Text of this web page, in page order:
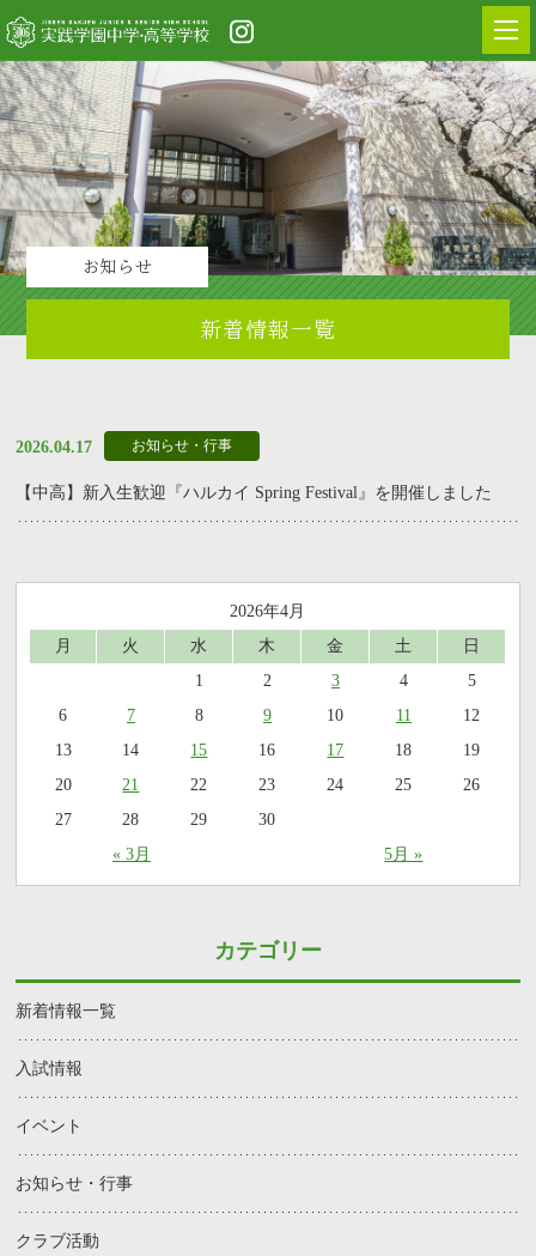
お知らせ
新着情報一覧
2026.04.17 お知らせ・行事
【中高】新入生歓迎『ハルカイ Spring Festival』を開催しました
2026年4月
月
火 水 木 金 土 日
« 3月 5月 »
1 2 3 4
5
6
7 8 9 10 11
12
13
14 15 16 17 18
19
20
21 22 23 24 25
26
27
28 29 30
カテゴリー
新着情報一覧
入試情報
イベント
お知らせ・行事
クラブ活動